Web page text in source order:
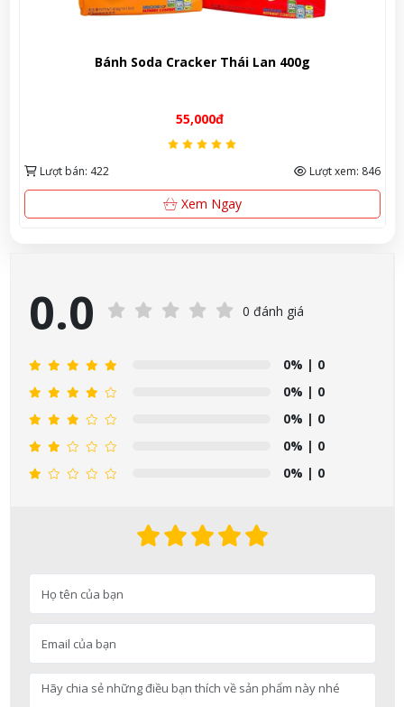
Thái Lan 400g Bánh dứa
Lượt bán: 226
0.0 0 đánh giá
0% | 0
0% | 0
0% | 0
0% | 0
0% | 0